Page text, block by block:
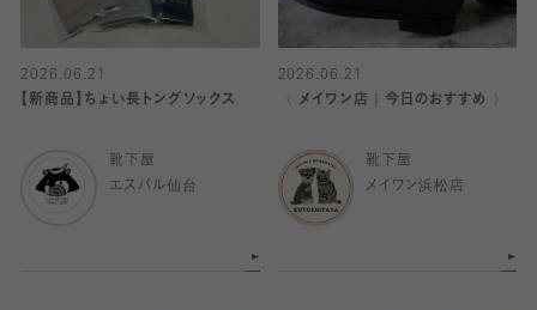
2026.06.21
【新商品】ちょい長トングソックス
靴下屋
エスパル仙台
2026.06.21
〈 メイワン店｜今日のおすすめ 〉
靴下屋
メイワン浜松店